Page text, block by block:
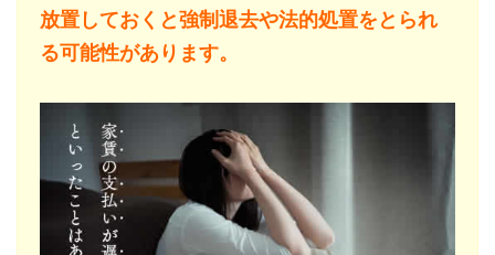
放置しておくと強制退去や法的処置をとられ
る可能性があります。